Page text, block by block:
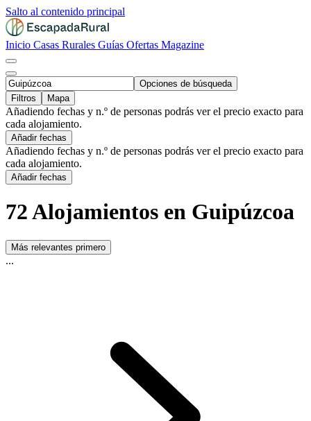
Salto al contenido principal
Inicio Casas Rurales Guías Ofertas Magazine
Opciones de búsqueda
Filtros
Mapa
Añadiendo fechas y n.º de personas podrás ver el precio exacto para
cada alojamiento.
Añadir fechas
Añadiendo fechas y n.º de personas podrás ver el precio exacto para
cada alojamiento.
Añadir fechas
72 Alojamientos en Guipúzcoa
Más relevantes primero
...